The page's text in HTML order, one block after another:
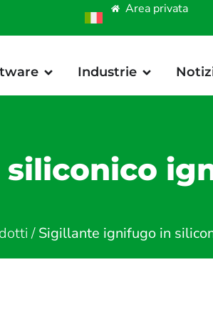
Area privata
Industrie
siliconico
/Sigillante ignifugo in